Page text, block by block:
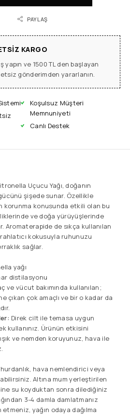
PAYLAŞ
KARGO
yapın ve 1500 TL den başlayan
gönderimden yararlanın.
Koşulsuz Müşteri
Memnuniyeti
Canlı Destek
Uçucu Yağı, doğanın
şişede sunar. Özellikle
korunma konusunda etkili olan bu
ve doğa yürüyüşlerinde
Aromaterapide de sıkça kullanılan
kokusuyla ruhunuzu
sağlar.
yağı
distilasyonu
ve vücut bakımında kullanılan;
çıkan çok amaçlı ve bir o kadar da
Direk cilt ile temasa uygun
kullanınız. Ürünün etkisini
ve nemden koruyunuz, hava ile
hava nemlendirici veya
Altına mum yerleştirilen
su koyduktan sonra dilediğiniz
3-4 damla damlatmanız
yağın odaya dağılma